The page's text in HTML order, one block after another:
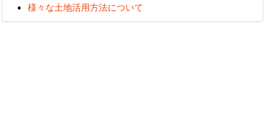
様々な土地活用方法について